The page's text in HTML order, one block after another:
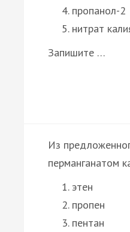
пропанол-2
нитрат
Запишите …
Из
перманганатом
этен
пропен
пентан